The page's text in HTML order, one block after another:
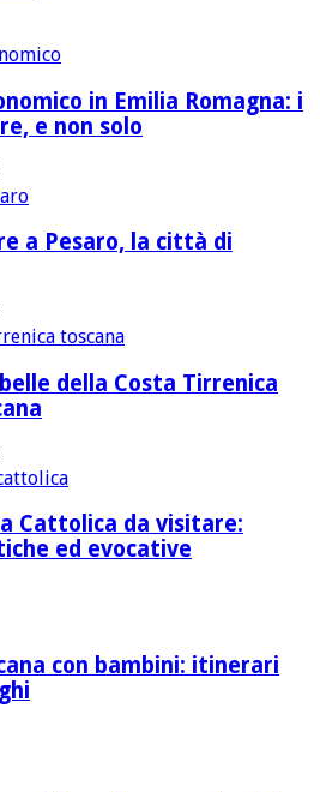
in Emilia Romagna: i
e non solo
a Pesaro, la città di
della Costa Tirrenica
Cattolica da visitare:
ed evocative
con bambini: itinerari